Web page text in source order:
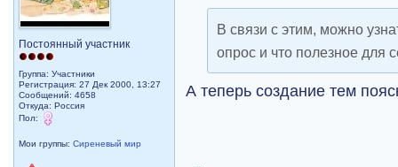
Постоянный участник
Группа: Участники
Регистрация: 27 Дек 2000, 13:27
Сообщений: 4658
Откуда: Россия
Пол:
Мои группы:Сиреневый мир
В связи с этим, можно
опрос и что полезное для
А теперь создание тем